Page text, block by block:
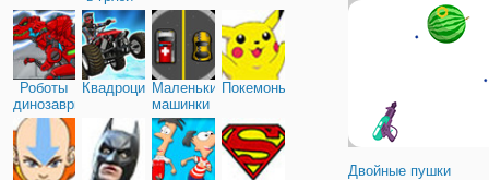
Роботы
динозавры
КвадроциклыМаленькие
машинки
Покемоны
of Isla Nublar на y8. Этот
полон динозавров,
Двойные пушки